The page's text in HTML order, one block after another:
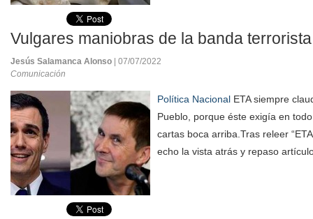
Vulgares maniobras de la banda
Jesús Salamanca Alonso
| 07/07/2022
Comunicación
Política Nacional ETA siempre
Pueblo, porque éste exigía en
cartas boca arriba.Tras releer
echo la vista atrás y repaso